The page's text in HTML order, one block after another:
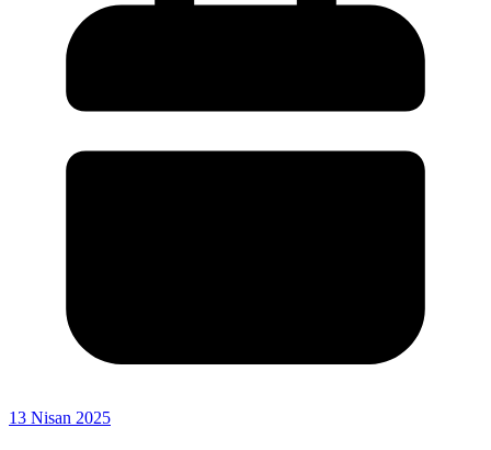
13 Nisan 2025